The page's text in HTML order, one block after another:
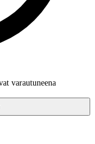
varautuneena